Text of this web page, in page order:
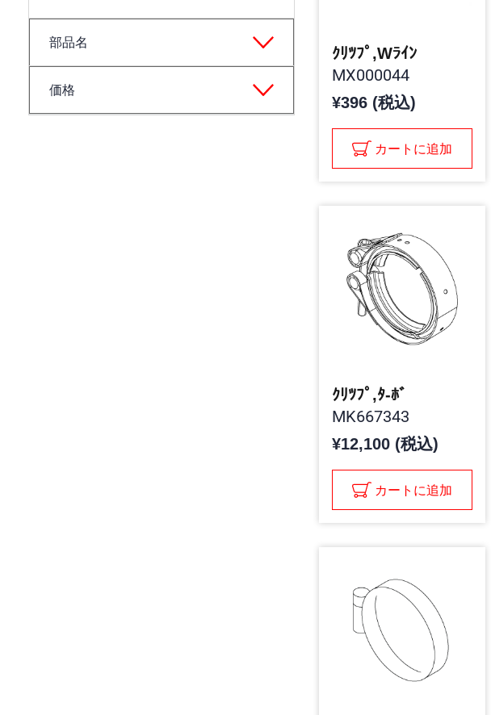
部品名
価格
ｸﾘﾂﾌﾟ,Wﾗｲﾝ
MX000044
¥396 (税込)
カートに追加
ｸﾘﾂﾌﾟ,ﾀ-ﾎﾞ
MK667343
¥12,100 (税込)
カートに追加